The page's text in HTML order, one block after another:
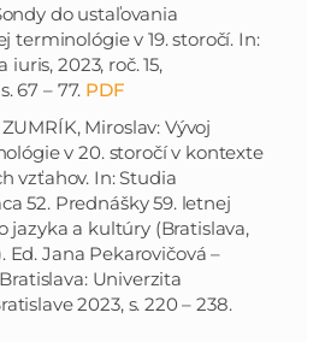
do ustaľovania
terminológie v 19. storočí. In:
2023, roč. 15,
67 – 77. PDF
Miroslav: Vývoj
v 20. storočí v kontexte
vzťahov. In: Studia
52. Prednášky 59. letnej
jazyka a kultúry (Bratislava,
Ed. Jana Pekarovičová –
Univerzita
2023, s. 220 – 238.